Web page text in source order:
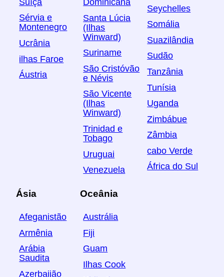
Suíça
Sérvia e
Montenegro
Ucrânia
ilhas Faroe
Áustria
Dominicana
Santa Lúcia
(Ilhas
Winward)
Suriname
São Cristóvão
e Névis
São Vicente
(Ilhas
Winward)
Trinidad e
Tobago
Uruguai
Venezuela
Seychelles
Somália
Suazilândia
Sudão
Tanzânia
Tunísia
Uganda
Zimbábue
Zâmbia
cabo Verde
África do Sul
Ásia
Afeganistão
Armênia
Arábia
Saudita
Azerbaijão
Oceânia
Austrália
Fiji
Guam
Ilhas Cook